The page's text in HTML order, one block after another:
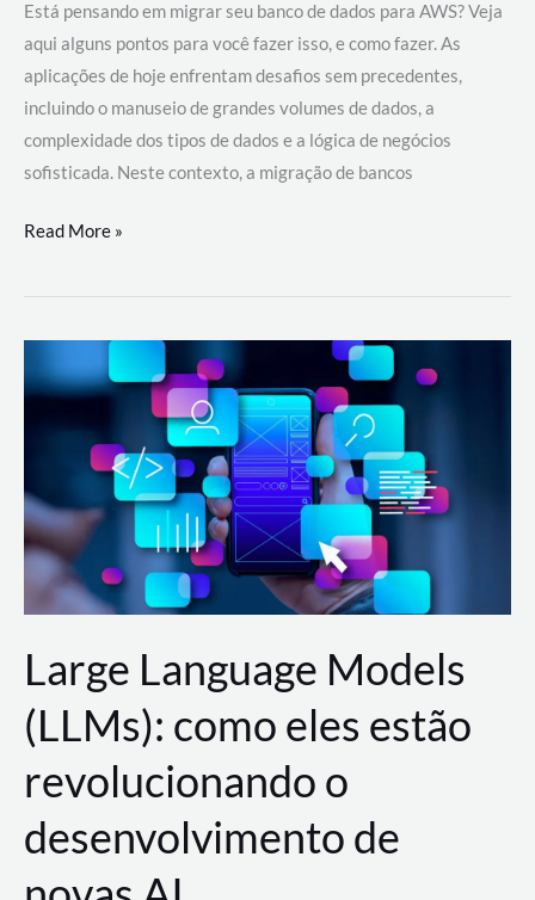
Está pensando em migrar seu banco de dados para AWS? Veja
aqui alguns pontos para você fazer isso, e como fazer. As
aplicações de hoje enfrentam desafios sem precedentes,
incluindo o manuseio de grandes volumes de dados, a
complexidade dos tipos de dados e a lógica de negócios
sofisticada. Neste contexto, a migração de bancos
Por
migrar
de
a
AWS?
Read More »
Large Language Models
(LLMs): como eles estão
revolucionando o
desenvolvimento de